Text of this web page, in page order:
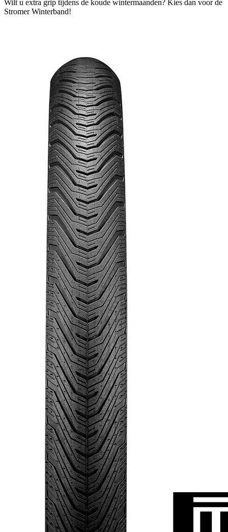
Wilt u extra grip tijdens de koude wintermaanden? Kies dan voor de
Stromer Winterband!